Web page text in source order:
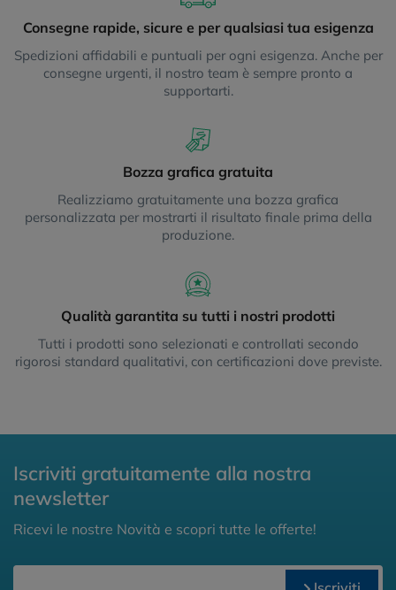
Consegne rapide, sicure e per qualsiasi tua esigenza
Spedizioni affidabili e puntuali per ogni esigenza. Anche per
consegne urgenti, il nostro team è sempre pronto a
supportarti.
Bozza grafica gratuita
Realizziamo gratuitamente una bozza grafica
personalizzata per mostrarti il risultato finale prima della
produzione.
Qualità garantita su tutti i nostri prodotti
Tutti i prodotti sono selezionati e controllati secondo
rigorosi standard qualitativi, con certificazioni dove previste.
Iscriviti gratuitamente alla nostra
newsletter
Ricevi le nostre Novità e scopri tutte le offerte!